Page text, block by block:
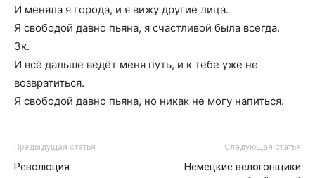
И меняла я города, и я вижу другие лица.
Я свободой давно пьяна, я счастливой была всегда.
3к.
И всё дальше ведёт меня путь, и к тебе уже не
возвратиться.
Я свободой давно пьяна, но никак не могу напиться.
Предыдущая статья
Революция
Следующая статья
Немецкие велогонщики